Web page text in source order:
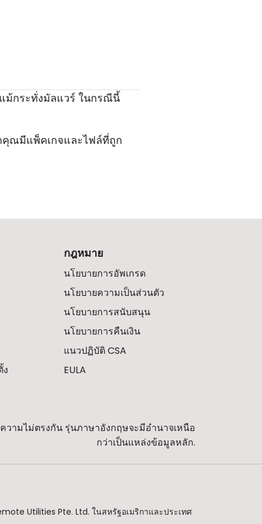
ม้กระทั่งมัลแวร์ ในกรณีนี้
คุณมีแพ็คเกจและไฟล์ที่ถูก
กฎหมาย
นโยบายการอัพเกรด
นโยบายความเป็นส่วนตัว
นโยบายการสนับสนุน
นโยบายการคืนเงิน
แนวปฏิบัติ CSA
EULA
วามไม่ตรงกัน รุ่นภาษาอังกฤษจะมีอำนาจเหนือ
กว่าเป็นแหล่งข้อมูลหลัก.
Utilities Pte. Ltd. ในสหรัฐอเมริกาและประเทศ